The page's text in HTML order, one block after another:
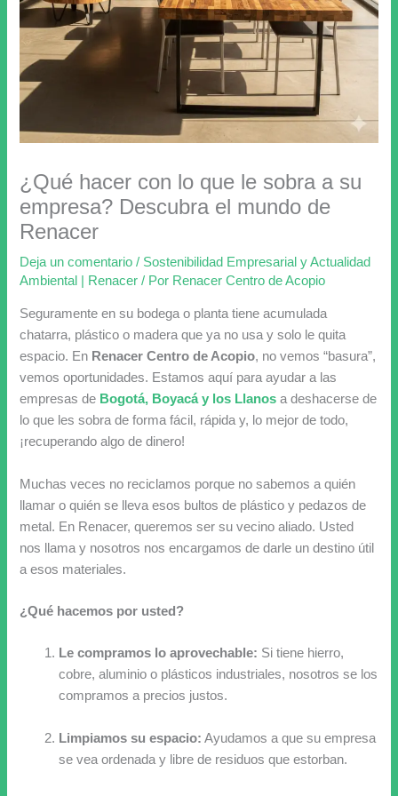
¿Qué hacer con lo que le sobra a su
empresa? Descubra el mundo de
Renacer
Deja un comentario / Sostenibilidad Empresarial y Actualidad
Ambiental | Renacer / Por Renacer Centro de Acopio
Seguramente en su bodega o planta tiene acumulada
chatarra, plástico o madera que ya no usa y solo le quita
espacio. En Renacer Centro de Acopio, no vemos “basura”,
vemos oportunidades. Estamos aquí para ayudar a las
empresas de Bogotá, Boyacá y los Llanos a deshacerse de
lo que les sobra de forma fácil, rápida y, lo mejor de todo,
¡recuperando algo de dinero!
Muchas veces no reciclamos porque no sabemos a quién
llamar o quién se lleva esos bultos de plástico y pedazos de
metal. En Renacer, queremos ser su vecino aliado. Usted
nos llama y nosotros nos encargamos de darle un destino útil
a esos materiales.
¿Qué hacemos por usted?
Le compramos lo aprovechable: Si tiene hierro,
cobre, aluminio o plásticos industriales, nosotros se los
compramos a precios justos.
Limpiamos su espacio: Ayudamos a que su empresa
se vea ordenada y libre de residuos que estorban.